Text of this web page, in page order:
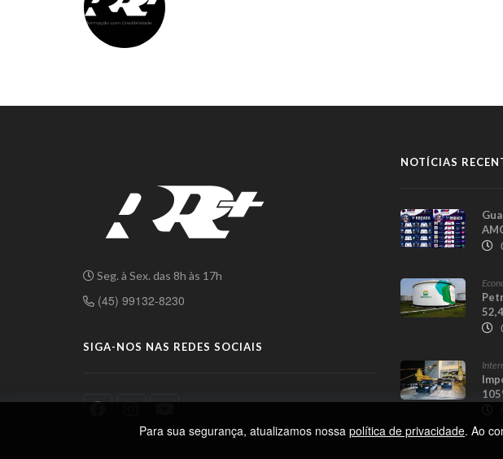
Seg. à Sex. das 8h às 17h
(45) 99132-8230
SIGA-NOS NAS REDES SOCIAIS
NOTÍCIAS
Para sua segurança, atualizamos nossa política de privacidade. Ao